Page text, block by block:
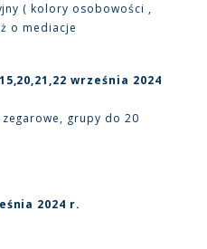
( kolory osobowości ,
o mediacje
września 2024
grupy do 20
2024 r.